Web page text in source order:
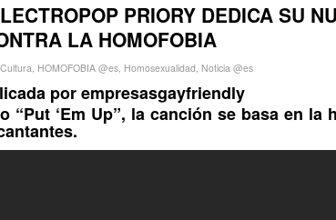
PRIORY DEDICA SU
LA HOMOFOBIA
Cultura, HOMOFOBIA @es, Homosexualidad, Noticia @es
porempresasgayfriendly
“Put ‘Em Up”, la canción se basa en la